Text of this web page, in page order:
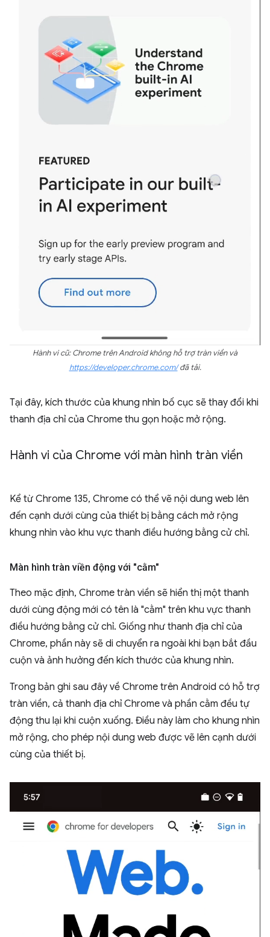
Hành vi cũ: Chrome trên Android không hỗ trợ tràn viền và
https://developer.chrome.com/đã tải.
Tại đây, kích thước của khung nhìn bố cục sẽ thay đổi khi
thanh địa chỉ của Chrome thu gọn hoặc mở rộng.
Hành vi của Chrome với màn hình tràn viền
Kể từ Chrome 135, Chrome có thể vẽ nội dung web lên
đến cạnh dưới cùng của thiết bị bằng cách mở rộng
khung nhìn vào khu vực thanh điều hướng bằng cử chỉ.
Màn hình tràn viền động với "cằm"
Theo mặc định, Chrome tràn viền sẽ hiển thị một thanh
dưới cùng động mới có tên là "cằm" trên khu vực thanh
điều hướng bằng cử chỉ. Giống như thanh địa chỉ của
Chrome, phần này sẽ di chuyển ra ngoài khi bạn bắt đầu
cuộn và ảnh hưởng đến kích thước của khung nhìn.
Trong bản ghi sau đây về Chrome trên Android có hỗ trợ
tràn viền, cả thanh địa chỉ Chrome và phần cằm đều tự
động thu lại khi cuộn xuống. Điều này làm cho khung nhìn
mở rộng, cho phép nội dung web được vẽ lên cạnh dưới
cùng của thiết bị.